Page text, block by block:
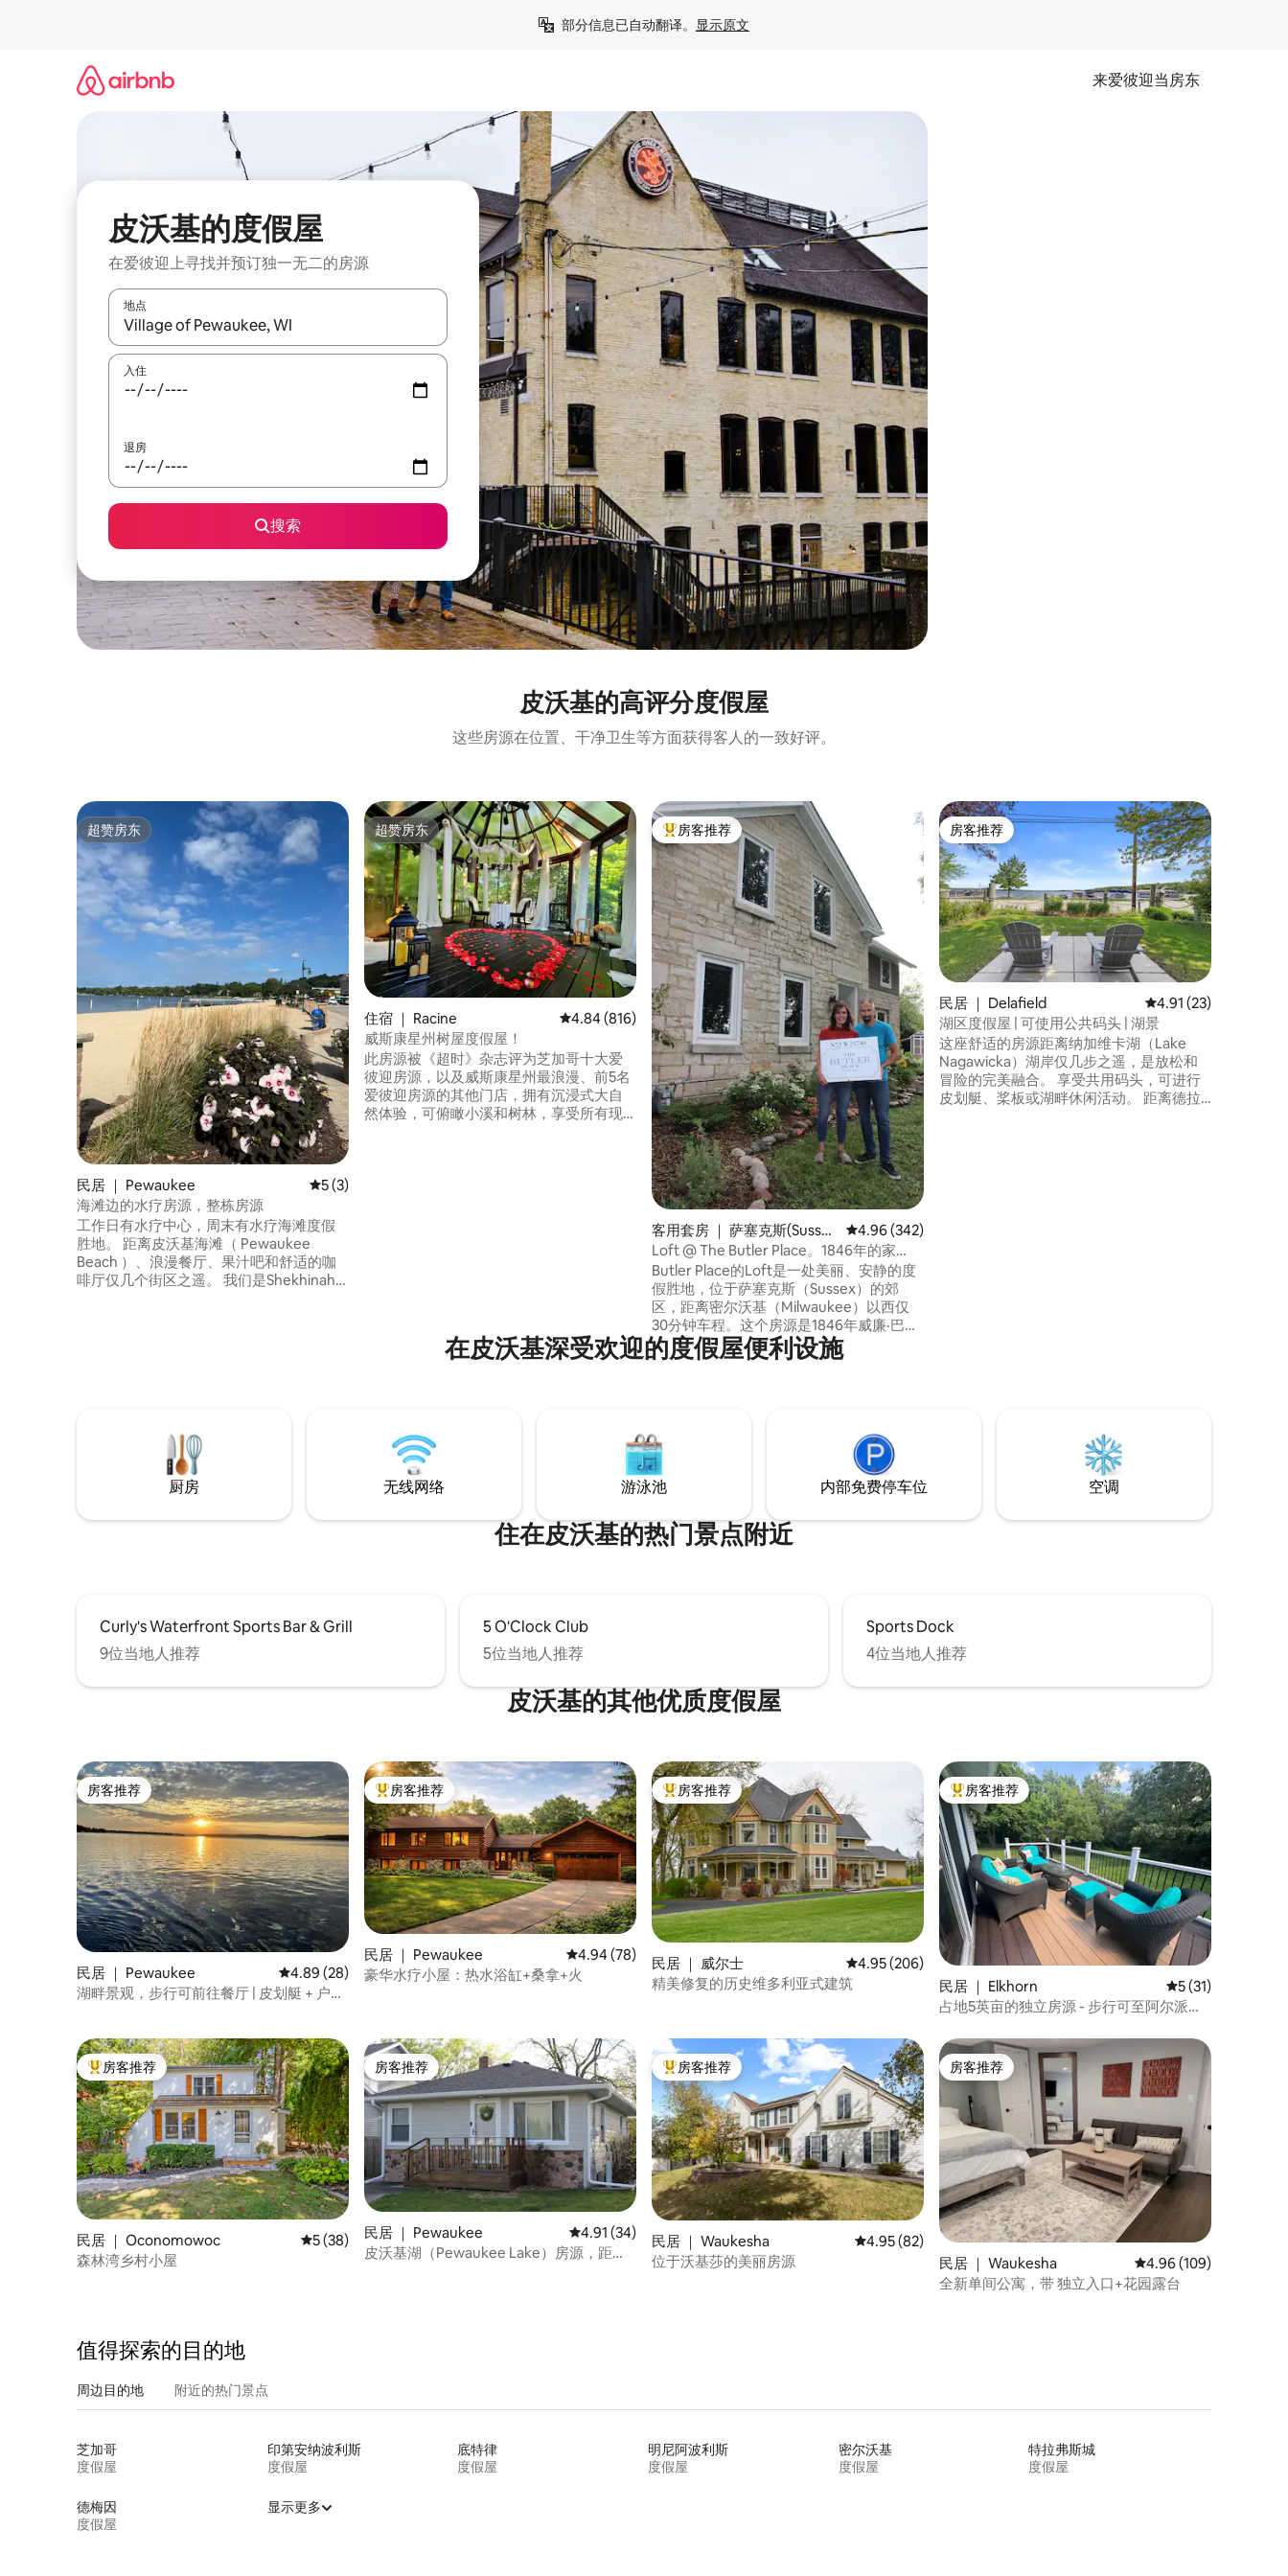
部分信息已自动翻译。 显示原文
来爱彼迎当房东
皮沃基的度假屋
在爱彼迎上寻找并预订独一无二的房源
地点
如有搜索结果，请使用上下方向键查看，或通过点击或滑动手势浏览。
入住
退房
搜索
皮沃基的高评分度假屋
这些房源在位置、干净卫生等方面获得客人的一致好评。
超赞房东
超赞房东
民居 ｜ Pewaukee 平均评分 5 分（满分 5 分），共 3 条评价
5 (3)
海滩边的水疗房源，整栋房源
工作日有水疗中心，周末有水疗海滩度假
胜地。 距离皮沃基海滩（ Pewaukee
Beach ）、浪漫餐厅、果汁吧和舒适的咖
啡厅仅几个街区之遥。 我们是Shekhinah
超赞房东
超赞房东
住宿 ｜ Racine 平均评分 4.84 分（满分 5 分），共 816 条评价
4.84 (816)
威斯康星州树屋度假屋！
此房源被《超时》杂志评为芝加哥十大爱
彼迎房源，以及威斯康星州最浪漫、前5名
爱彼迎房源的其他门店，拥有沉浸式大自
然体验，可俯瞰小溪和树林，享受所有现
热门「房客推荐」
房客推荐
客用套房 ｜ 萨塞克斯(Susse
x)
平均评分 4.96 分（满分 5 分），共 342 条评价
4.96 (342)
Loft @ The Butler Place。1846年的家
园。
Butler Place的Loft是一处美丽、安静的度
假胜地，位于萨塞克斯（Sussex）的郊
区，距离密尔沃基（Milwaukee）以西仅
30分钟车程。这个房源是1846年威廉·巴特
勒（William Butler）家族的家园，比威斯
康星州还要古老！ 2019年对Loft的改造采
有人。
房客推荐
房客推荐
民居 ｜ Delafield 平均评分 4.91 分（满
4.91 (23)
湖区度假屋 | 可使用公共码头 | 湖景
这座舒适的房源距离纳加维卡湖（Lake
Nagawicka）湖岸仅几步之遥，是放松和
冒险的完美融合。 享受共用码头，可进行
皮划艇、桨板或湖畔休闲活动。 距离德拉
在皮沃基深受欢迎的度假屋便利设施
厨房 无线网络 游泳池 内部免费停车位 空调
住在皮沃基的热门景点附近
Curly's Waterfront Sports Bar & Grill
9位当地人推荐
5 O'Clock Club
5位当地人推荐
Sports Dock
4位当地人推荐
皮沃基的其他优质度假屋
房客推荐
房客推荐
民居 ｜ Pewaukee 平均评分 4.89 分（满分 5 分），共 28 条评价
4.89 (28)
湖畔景观，步行可前往餐厅 | 皮划艇 + 户外
热门「房客推荐」
房客推荐
民居 ｜ Pewaukee 平均评分 4.94 分（满分 5 分），共 78 条评价
4.94 (78)
豪华水疗小屋：热水浴缸+桑拿+火
热门「房客推荐」
房客推荐
民居 ｜ 威尔士 平均评分 4.95 分（满分 5 分），共 206 条评价
4.95 (206)
精美修复的历史维多利亚式建筑
热门「房客推荐」
房客推荐
民居 ｜ Elkhorn 平均评分 5 分（满
5 (31)
占地5英亩的独立房源 - 步行可至阿尔派恩
热门「房客推荐」
房客推荐
民居 ｜ Oconomowoc 平均评分 5 分（满分 5 分），共 38 条评价
5 (38)
森林湾乡村小屋
房客推荐
房客推荐
民居 ｜ Pewaukee 平均评分 4.91 分（满分 5 分），共 34 条评价
4.91 (34)
皮沃基湖（Pewaukee Lake）房源，距离
热门「房客推荐」
房客推荐
民居 ｜ Waukesha 平均评分 4.95 分（满分 5 分），共 82 条评价
4.95 (82)
位于沃基莎的美丽房源
房客推荐
房客推荐
民居 ｜ Waukesha 平均评分 4.96 分（满
4.96 (109)
全新单间公寓，带 独立入口+花园露台
值得探索的目的地
周边目的地 附近的热门景点
芝加哥
度假屋
印第安纳波利斯
度假屋
底特律
度假屋
明尼阿波利斯
度假屋
密尔沃基
度假屋
特拉弗斯城
度假屋
德梅因
度假屋
显示更多